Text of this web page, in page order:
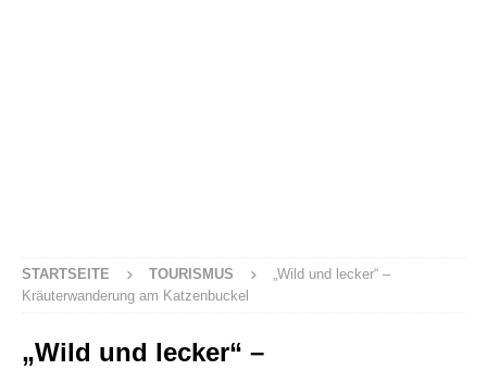
STARTSEITE TOURISMUS
„Wild und lecker“ –
Kräuterwanderung am Katzenbuckel
„Wild und lecker“ –